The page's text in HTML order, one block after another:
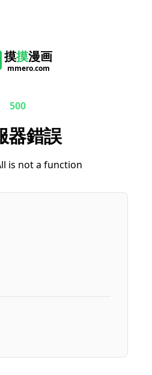
摸摸漫画
mmero.com
500
器錯誤
is not a function